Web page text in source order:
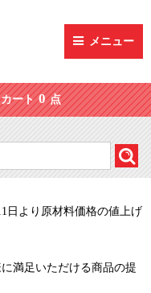
メニュー
カート 0 点
日より原材料価格の値上げ
満足いただける商品の提